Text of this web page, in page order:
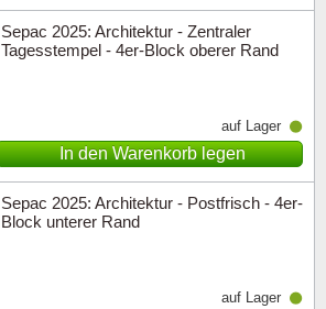
Sepac 2025: Architektur - Zentraler
Tagesstempel - 4er-Block oberer Rand
auf Lager
In den Warenkorb legen
Sepac 2025: Architektur - Postfrisch - 4er-
Block unterer Rand
auf Lager